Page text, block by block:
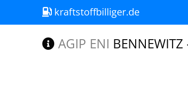
kraftstoffbilliger.de
AGIP ENI